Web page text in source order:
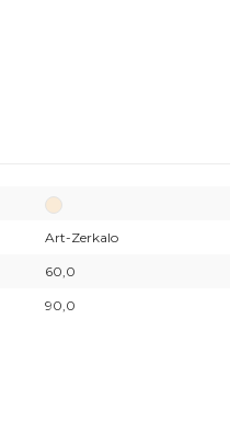
Art-Zerkalo
60,0
90,0